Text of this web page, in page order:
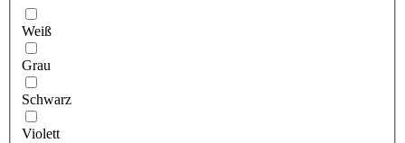
Weiß
Grau
Schwarz
Violett